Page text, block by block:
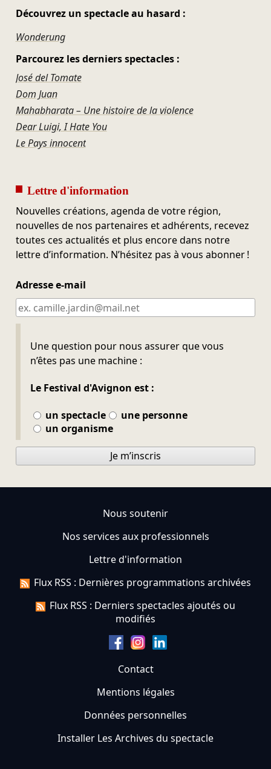
Découvrez un spectacle au hasard :
Wonderung
Parcourez les derniers spectacles :
José del Tomate
Dom Juan
Mahabharata – Une histoire de la violence
Dear Luigi, I Hate You
Le Pays innocent
Lettre d'information
Nouvelles créations, agenda de votre région,
nouvelles de nos partenaires et adhérents, recevez
toutes ces actualités et plus encore dans notre
lettre d’information. N’hésitez pas à vous abonner !
Adresse e-mail
Une question pour nous assurer que vous
n’êtes pas une machine :
Le Festival d'Avignon est :
un spectacle
une personne
un organisme
Ne pas remplir
Je m’inscris
Nous soutenir
Nos services aux professionnels
Lettre d'information
Flux RSS : Dernières programmations archivées
Flux RSS : Derniers spectacles ajoutés ou
modifiés
Contact
Mentions légales
Données personnelles
Installer Les Archives du spectacle